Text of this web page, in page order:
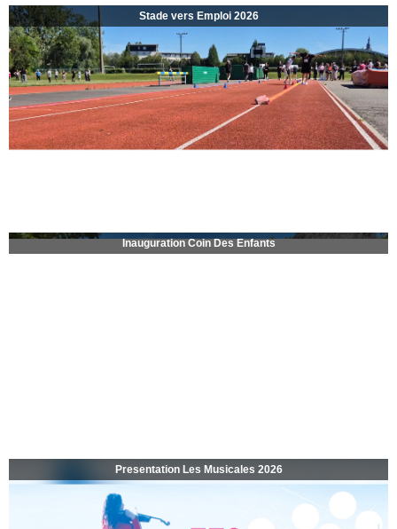
Stade vers Emploi 2026
Inauguration Coin Des Enfants
Presentation Les Musicales 2026